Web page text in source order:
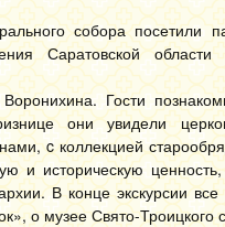
собора посетили
Саратовской
Гости
они увидели
c коллекцией
и историческую
В конце экскурсии
о музее Свято-Троицкого